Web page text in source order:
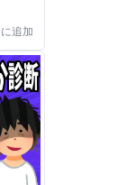
に追加